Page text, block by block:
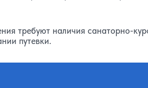
требуют наличия санаторно-
путевки.